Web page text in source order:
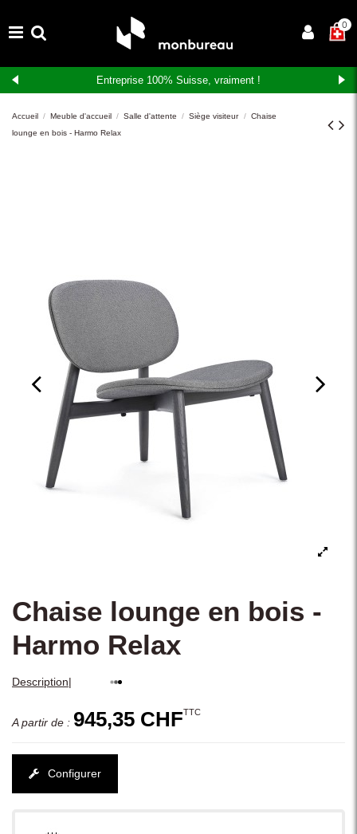
×0
Entreprise 100% Suisse, vraiment !
Accueil Meuble d'accueil Salle d'attente Siège visiteur
Chaise
lounge en bois - Harmo Relax
Chaise lounge en bois -
Harmo Relax
Description|
A partir de : 945,35 CHFTTC
Configurer